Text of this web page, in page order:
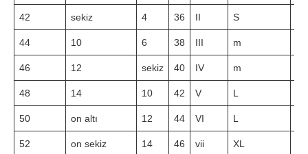
42 sekiz 4 36 II S
44 10 6 38 III m
46 12 sekiz 40 IV m
48 14 10 42 V L
50 on altı 12 44 VI L
52 on sekiz 14 46 vii XL